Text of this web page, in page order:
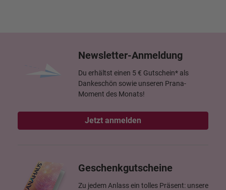
Newsletter-Anmeldung
Du erhältst einen 5 € Gutschein* als
Dankeschön sowie unseren Prana-
Moment des Monats!
Jetzt anmelden
Geschenkgutscheine
Zu jedem Anlass ein tolles Präsent: unsere